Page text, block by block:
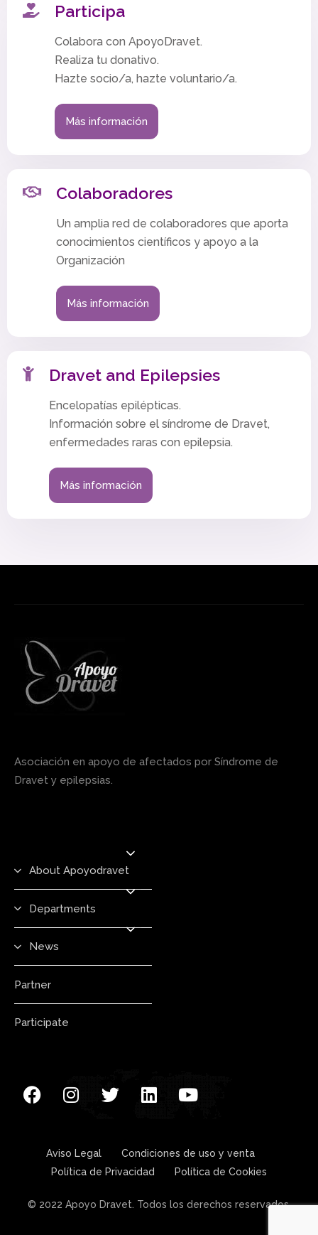
Participa
Colabora con ApoyoDravet.
Realiza tu donativo.
Hazte socio/a, hazte voluntario/a.
Más información
Colaboradores
Un amplia red de colaboradores que aporta
conocimientos científicos y apoyo a la
Organización
Más información
Dravet and Epilepsies
Encelopatías epilépticas.
Información sobre el síndrome de Dravet,
enfermedades raras con epilepsia.
Más información
Asociación en apoyo de afectados por Síndrome de
Dravet y epilepsias.
About Apoyodravet
Departments
News
Partner
Participate
Aviso Legal
Condiciones de uso y venta
Política de Privacidad
Política de Cookies
© 2022 Apoyo Dravet. Todos los derechos reservados.